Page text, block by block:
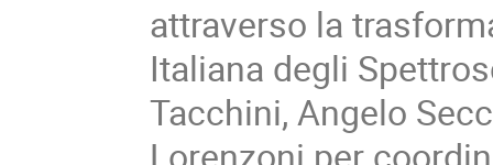
attraverso la
Italiana degli
Tacchini, Angelo